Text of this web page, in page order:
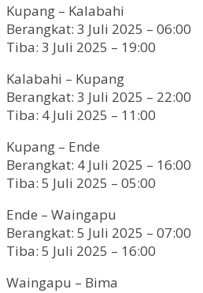
Kupang – Kalabahi
Berangkat: 3 Juli 2025 – 06:00
Tiba: 3 Juli 2025 – 19:00
Kalabahi – Kupang
Berangkat: 3 Juli 2025 – 22:00
Tiba: 4 Juli 2025 – 11:00
Kupang – Ende
Berangkat: 4 Juli 2025 – 16:00
Tiba: 5 Juli 2025 – 05:00
Ende – Waingapu
Berangkat: 5 Juli 2025 – 07:00
Tiba: 5 Juli 2025 – 16:00
Waingapu – Bima